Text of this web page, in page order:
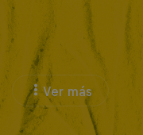
Ver más